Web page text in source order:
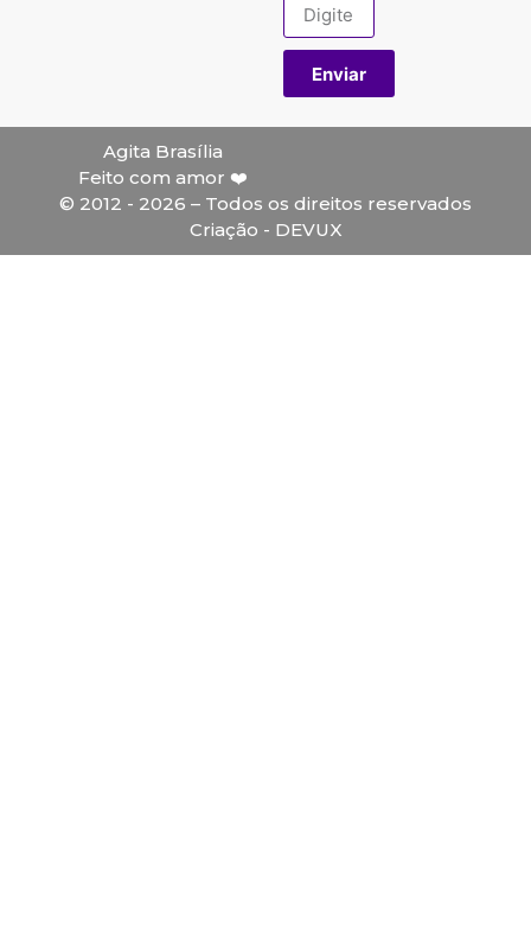
Enviar
Agita Brasília
Feito com amor ❤️
© 2012 - 2026 – Todos os direitos reservados
Criação - DEVUX